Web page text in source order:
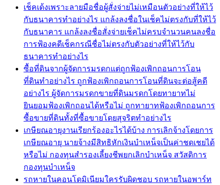
เช็คเด้งเพราะลายมือชื่อผู้สั่งจ่ายไม่เหมือนตัวอย่างที่ให้ไว้
กับธนาคารทำอย่างไร แกล้งลงชื่อในเช็คไม่ตรงกับที่ให้ไว้
กับธนาคาร แกล้งลงชื่อสั่งจ่ายเช็คไม่ครบจำนวนคนลงชื่อ
การฟ้องคดีเช็คกรณีชื่อไม่ตรงกับตัวอย่างที่ให้ไว้กับ
ธนาคารทำอย่างไร
ซื้อที่ดินจากผู้จัดการมรดกแต่ถูกฟ้องเพิกถอนการโอน
ที่ดินทำอย่างไร ถูกฟ้องเพิกถอนการโอนที่ดินจะต่อสู้คดี
อย่างไร ผู้จัดการมรดกขายที่ดินมรดกโดยทายาทไม่
ยินยอมฟ้องเพิกถอนได้หรือไม่ ถูกทายาทฟ้องเพิกถอนการ
ซื้อขายที่ดินทั้งที่ซื้อขายโดยสุจริตทำอย่างไร
เกษียณอายุงานเรียกร้องอะไรได้บ้าง การเลิกจ้างโดยการ
เกษียณอายุ นายจ้างมีสิทธิหักเงินบำเหน็จเป็นค่าชดเชยได้
หรือไม่ กองทุนสำรองเลี้ยงชีพยกเลิกบำเหน็จ สวัสดิการ
กองทุนบำเหน็จ
รถหายในคอนโดมิเนียมใครรับผิดชอบ รถหายในอพาร์ท